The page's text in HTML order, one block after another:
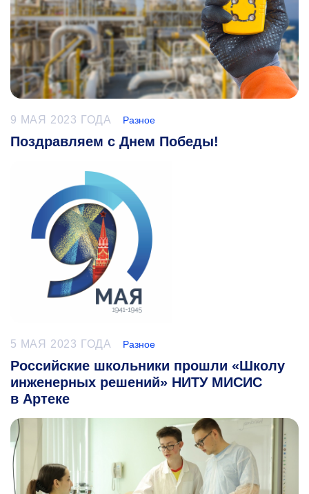
9 МАЯ 2023 ГОДА Разное
Поздравляем с Днем Победы!
5 МАЯ 2023 ГОДА Разное
Российские школьники прошли «Школу
инженерных решений» НИТУ МИСИС
в Артеке